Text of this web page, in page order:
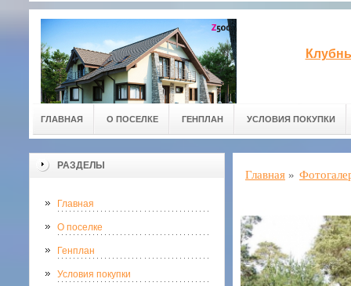
ГЛАВНАЯ О ПОСЕЛКЕ ГЕНПЛАН УСЛОВИЯ ПОКУПКИ
РАЗДЕЛЫ
Главная
О поселке
Генплан
Условия покупки
Главная »